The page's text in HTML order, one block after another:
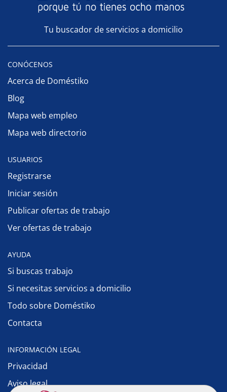
Tu buscador de servicios a domicilio
CONÓCENOS
Acerca de Doméstiko
Blog
Mapa web empleo
Mapa web directorio
USUARIOS
Registrarse
Iniciar sesión
Publicar ofertas de trabajo
Ver ofertas de trabajo
AYUDA
Si buscas trabajo
Si necesitas servicios a domicilio
Todo sobre Doméstiko
Contacta
INFORMACIÓN LEGAL
Privacidad
Aviso legal